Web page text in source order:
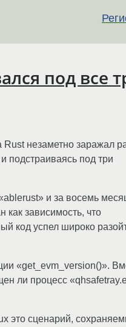
под все
незаметно заражал
подстраиваясь под три
и за восемь
как зависимость, что
код успел широко
«get_evm_version()».
ли процесс
это сценарий,